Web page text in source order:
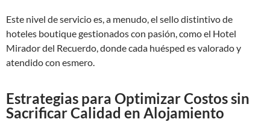
Este nivel de servicio es, a menudo, el sello distintivo de
hoteles boutique gestionados con pasión, como el Hotel
Mirador del Recuerdo, donde cada huésped es valorado y
atendido con esmero.
Estrategias para Optimizar Costos sin
Sacrificar Calidad en Alojamiento